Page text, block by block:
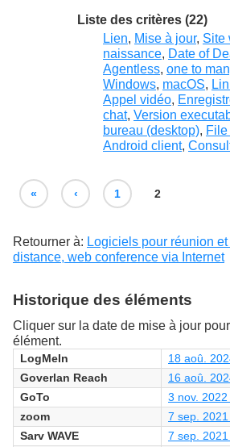
Liste des critères (22)
Lien, Mise à jour, Site
naissance, Date of
Agentless, one to
Windows, macOS,
Appel vidéo,
chat, Version
bureau (desktop), File
Android client,
« ‹ 1 2
Retourner à: Logiciels pour réunion
distance, web conference via Internet
Historique des éléments
Cliquer sur la date de mise à jour
élément.
LogMeIn
18 aoû.
Goverlan Reach
16 aoû.
GoTo
3 nov.
zoom
7 sep.
Sarv WAVE
7 sep.